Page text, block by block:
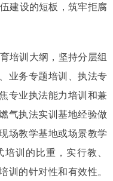
建设的短板，筑牢拒腐
培训大纲，坚持分层组
业务专题培训、执法专
专业执法能力培训和兼
气执法实训基地经验做
场教学基地或场景教学
训的比重，实行教、
训的针对性和有效性。